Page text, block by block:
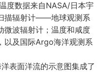
度数据来自NASA/日本宇
描辐射计——地球观测系
微波辐射计；温度和咸度
以及国际Argo海洋观测系
表面洋流的示意图集成了